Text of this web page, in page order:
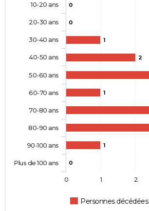
0
0
1
2
1
1
0
Personnes décédées
10-20 ans
20-30 ans
30-40 ans
40-50 ans
50-60 ans
60-70 ans
70-80 ans
80-90 ans
90-100 ans
Plus de 100 ans
0 1 2